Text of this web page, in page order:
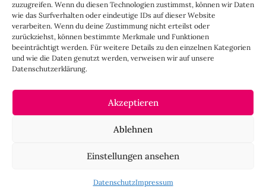
zuzugreifen. Wenn du diesen Technologien zustimmst, können wir Daten
wie das Surfverhalten oder eindeutige IDs auf dieser Website
verarbeiten. Wenn du deine Zustimmung nicht erteilst oder
zurückziehst, können bestimmte Merkmale und Funktionen
beeinträchtigt werden. Für weitere Details zu den einzelnen Kategorien
und wie die Daten genutzt werden, verweisen wir auf unsere
Datenschutzerklärung.
Akzeptieren
Ablehnen
Einstellungen ansehen
DatenschutzImpressum
alle Dinge, die das Leben ein bisschen schöner machen.
Darüber hinaus legen wir großen Wert auf den
Austausch mit Euch, den Leserinnen – über die
Kommentarfunktion, dieLady-Frage, dieLove-List
auch überInstagram
IMPRESSUM
CO 2